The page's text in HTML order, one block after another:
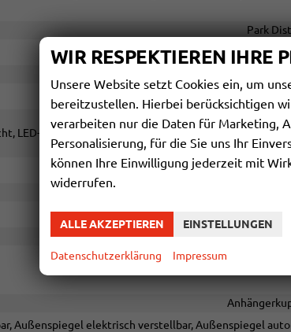
Park
LED-Rückleuchten, LED-Scheinwerfer, LED-Tagfahrlicht,
Zentralverriegelung mit
Außenspiegel elektrisch verstellbar, Außenspiegel
WIR RESPEKTIEREN IHRE
Unsere Website setzt Cookies ein, um
bereitzustellen. Hierbei berücksichtigen
verarbeiten nur die Daten für Marketing,
Personalisierung, für die Sie uns Ihr
können Ihre Einwilligung jederzeit mit
widerrufen.
ALLE AKZEPTIEREN EINSTELLUNGEN
Datenschutzerklärung Impressum